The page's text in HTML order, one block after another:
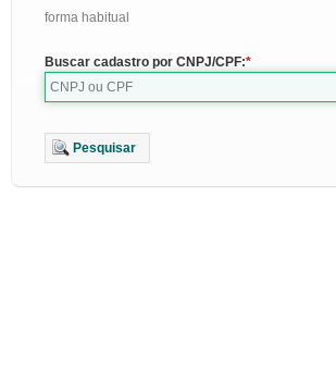
forma habitual
Buscar cadastro por CNPJ/CPF:
Pesquisar